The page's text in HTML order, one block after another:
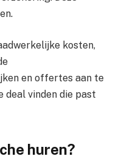
kosten,
en offertes aan te
deal vinden die past
huren?